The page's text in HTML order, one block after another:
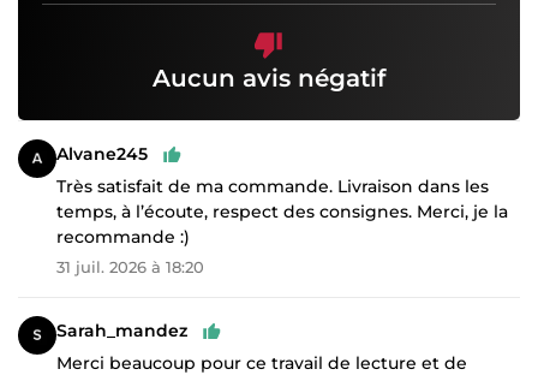
Aucun avis négatif
Alvane245
Très satisfait de ma commande. Livraison dans les
temps, à l’écoute, respect des consignes. Merci, je la
recommande :)
31 juil. 2026 à 18:20
Sarah_mandez
Merci beaucoup pour ce travail de lecture et de